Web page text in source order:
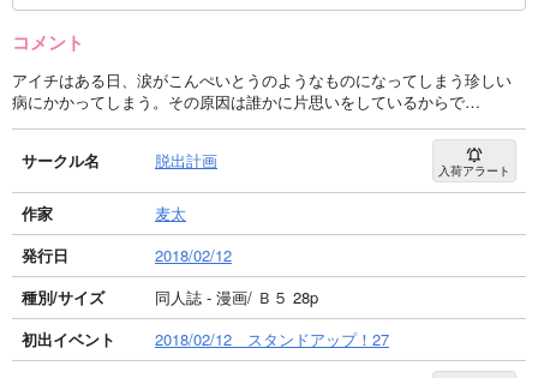
コメント
アイチはある日、涙がこんぺいとうのようなものになってしまう珍しい
病にかかってしまう。その原因は誰かに片思いをしているからで…
サークル名 脱出計画 入荷アラート
作家
麦太
発行日
2018/02/12
種別/サイズ
同人誌 - 漫画/ Ｂ５ 28p
初出イベント
2018/02/12 スタンドアップ！27